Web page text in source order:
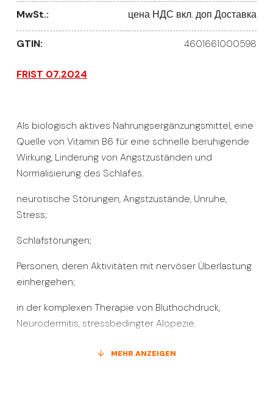
MwSt.: цена НДС вкл. доп Доставка
GTIN: 4601661000598
FRIST 07.2024
Als biologisch aktives Nahrungsergänzungsmittel, eine
Quelle von Vitamin B6 für eine schnelle beruhigende
Wirkung, Linderung von Angstzuständen und
Normalisierung des Schlafes.
neurotische Störungen, Angstzustände, Unruhe,
Stress;
Schlafstörungen;
Personen, deren Aktivitäten mit nervöser Überlastung
einhergehen;
in der komplexen Therapie von Bluthochdruck,
Neurodermitis, stressbedingter Alopezie.
MEHR ANZEIGEN